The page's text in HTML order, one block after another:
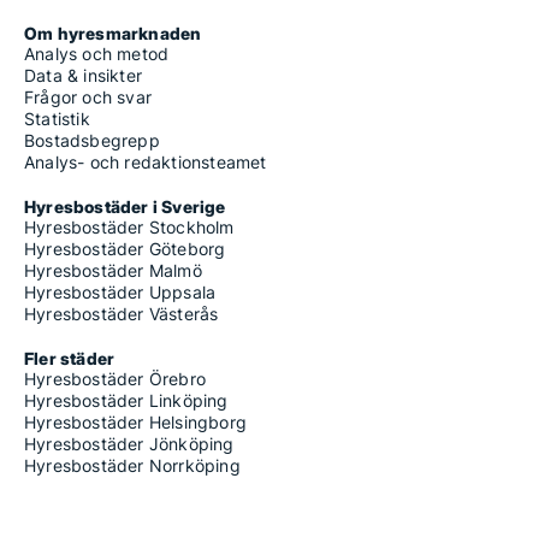
Om hyresmarknaden
Analys och metod
Data & insikter
Frågor och svar
Statistik
Bostadsbegrepp
Analys- och redaktionsteamet
Hyresbostäder i Sverige
Hyresbostäder Stockholm
Hyresbostäder Göteborg
Hyresbostäder Malmö
Hyresbostäder Uppsala
Hyresbostäder Västerås
Fler städer
Hyresbostäder Örebro
Hyresbostäder Linköping
Hyresbostäder Helsingborg
Hyresbostäder Jönköping
Hyresbostäder Norrköping